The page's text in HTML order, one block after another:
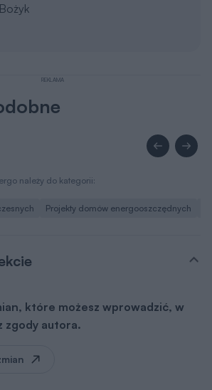
REKLAMA
należy do kategorii:
Projekty domów energooszczędnych
które możesz wprowadzić, w
zgody autora.